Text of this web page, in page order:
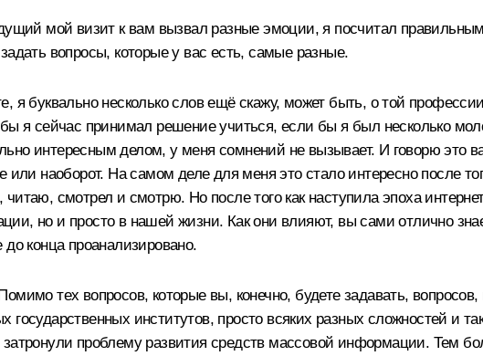
мой визит к вам вызвал разные эмоции, я посчитал
вопросы, которые у вас есть, самые разные.
я буквально несколько слов ещё скажу, может быть, о той
я сейчас принимал решение учиться, если бы я был несколько
интересным делом, у меня сомнений не вызывает. И говорю это
или наоборот. На самом деле для меня это стало интересно после
смотрел и смотрю. Но после того как наступила эпоха
но и просто в нашей жизни. Как они влияют, вы сами отлично
конца проанализировано.
тех вопросов, которые вы, конечно, будете задавать,
государственных институтов, просто всяких разных сложностей и
проблему развития средств массовой информации. Тем